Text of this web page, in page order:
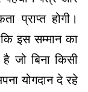
प्राप्त होगी।
इस सम्मान का
जो बिना किसी
योगदान दे रहे